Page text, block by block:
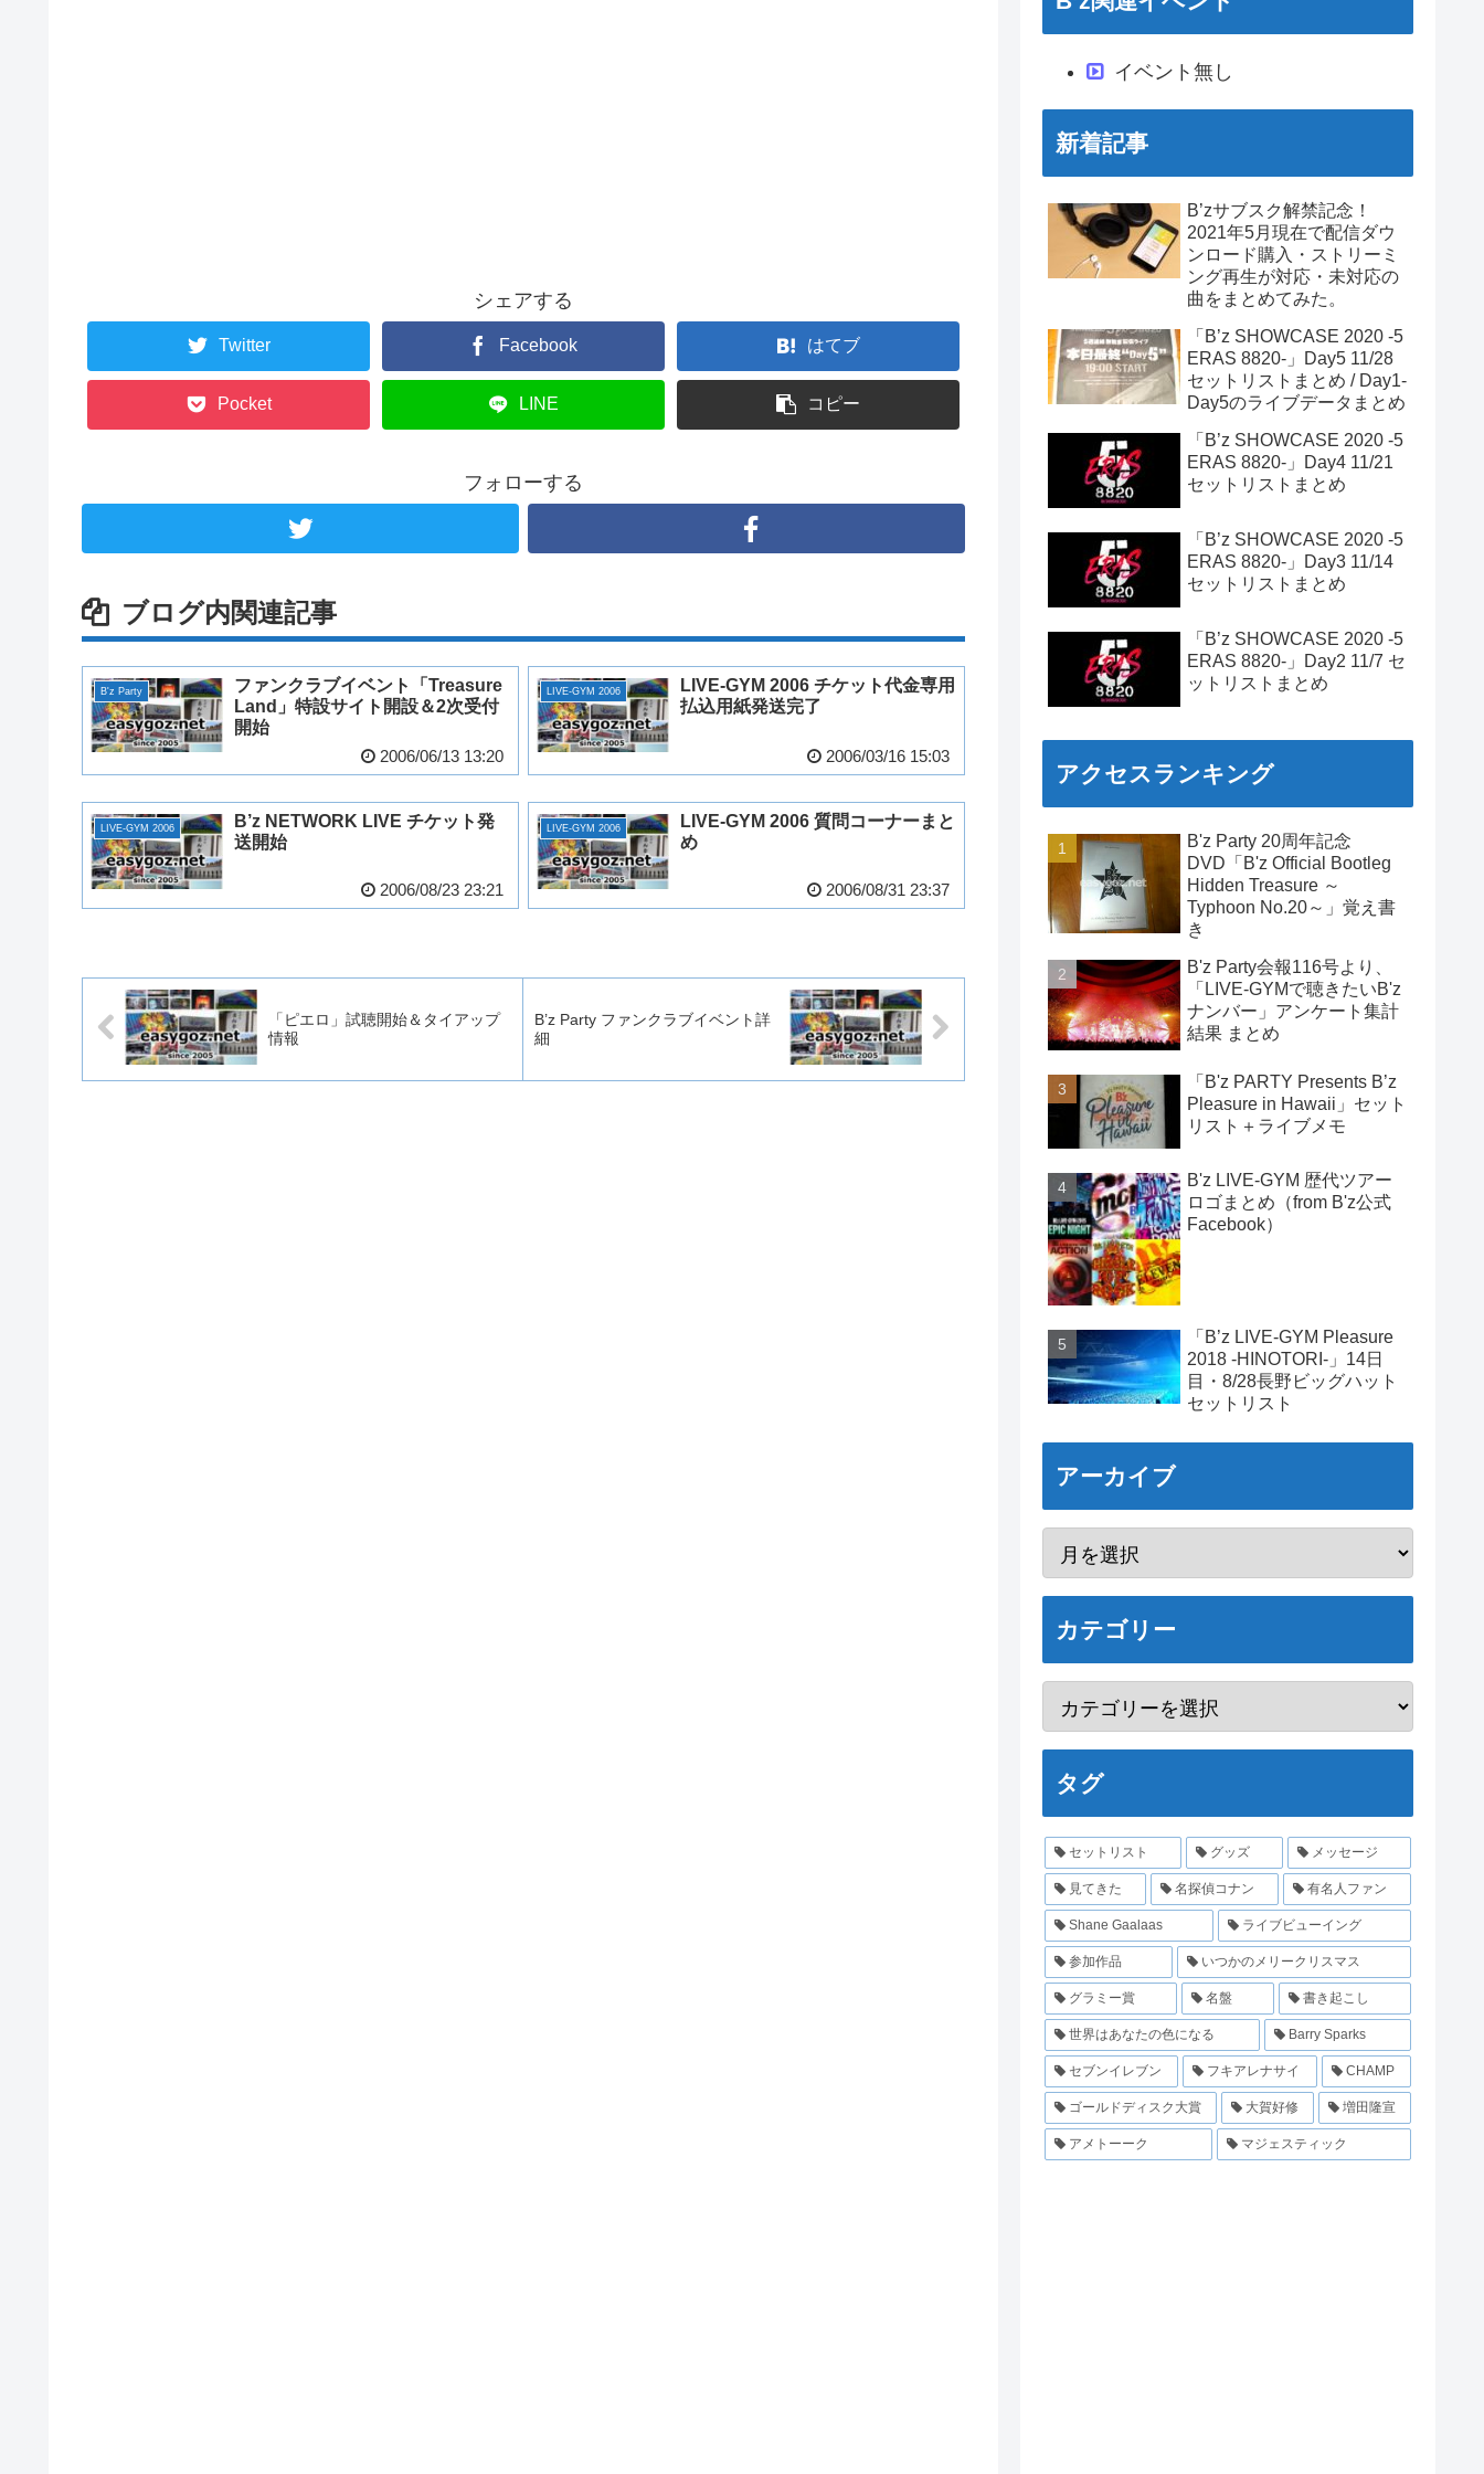
シェアする
Twitter Facebook はてブ
Pocket LINE コピー
フォローする
ブログ内関連記事
B'z Party
ファンクラブイベント「Treasure
Land」特設サイト開設＆2次受付
開始
2006/06/13 13:20
LIVE-GYM 2006
LIVE-GYM 2006 チケット代金専用
払込用紙発送完了
2006/03/16 15:03
LIVE-GYM 2006
B’z NETWORK LIVE チケット発
送開始
2006/08/23 23:21
LIVE-GYM 2006
LIVE-GYM 2006 質問コーナーまと
め
2006/08/31 23:37
「ピエロ」試聴開始＆タイアップ
情報
B’z Party ファンクラブイベント詳
細
イベント無し
新着記事
B’zサブスク解禁記念！
2021年5月現在で配信ダウ
ンロード購入・ストリーミ
ング再生が対応・未対応の
曲をまとめてみた。
「B’z SHOWCASE 2020 -5
ERAS 8820-」Day5 11/28
セットリストまとめ / Day1-
Day5のライブデータまとめ
「B’z SHOWCASE 2020 -5
ERAS 8820-」Day4 11/21
セットリストまとめ
「B’z SHOWCASE 2020 -5
ERAS 8820-」Day3 11/14
セットリストまとめ
「B’z SHOWCASE 2020 -5
ERAS 8820-」Day2 11/7 セ
ットリストまとめ
アクセスランキング
B'z Party 20周年記念
DVD「B'z Official Bootleg
Hidden Treasure ～
Typhoon No.20～」覚え書
き
B'z Party会報116号より、
「LIVE-GYMで聴きたいB'z
ナンバー」アンケート集計
結果 まとめ
「B'z PARTY Presents B’z
Pleasure in Hawaii」セット
リスト＋ライブメモ
B'z LIVE-GYM 歴代ツアー
ロゴまとめ（from B'z公式
Facebook）
「B’z LIVE-GYM Pleasure
2018 -HINOTORI-」14日
目・8/28長野ビッグハット
セットリスト
アーカイブ
カテゴリー
タグ
セットリスト グッズ メッセージ
見てきた 名探偵コナン 有名人ファン
Shane Gaalaas ライブビューイング
参加作品 いつかのメリークリスマス
グラミー賞 名盤 書き起こし
世界はあなたの色になる Barry Sparks
セブンイレブン フキアレナサイ CHAMP
ゴールドディスク大賞 大賀好修 増田隆宣
アメトーーク マジェスティック